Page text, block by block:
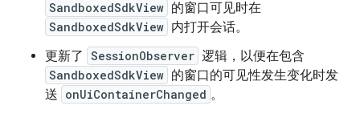
SandboxedSdkView 的窗口可见时在
SandboxedSdkView 内打开会话。
更新了 SessionObserver 逻辑，以便在包含
SandboxedSdkView 的窗口的可见性发生变化时发
送 onUiContainerChanged 。